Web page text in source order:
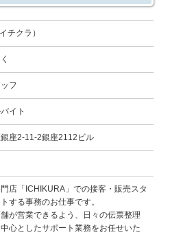
チクラ）
フ
イト
座2-11-2銀座2112ビル
店「ICHIKURA」での接客・販売スタ
する事務のお仕事です。
が営業できるよう、日々の伝票整理
心としたサポート業務をお任せいた